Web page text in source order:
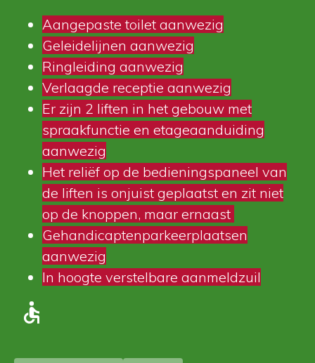
Aangepaste toilet aanwezig
Geleidelijnen aanwezig
Ringleiding aanwezig
Verlaagde receptie aanwezig
Er zijn 2 liften in het gebouw met
spraakfunctie en etageaanduiding
aanwezig
Het reliëf op de bedieningspaneel van
de liften is onjuist geplaatst en zit niet
op de knoppen, maar ernaast
Gehandicaptenparkeerplaatsen
aanwezig
In hoogte verstelbare aanmeldzuil